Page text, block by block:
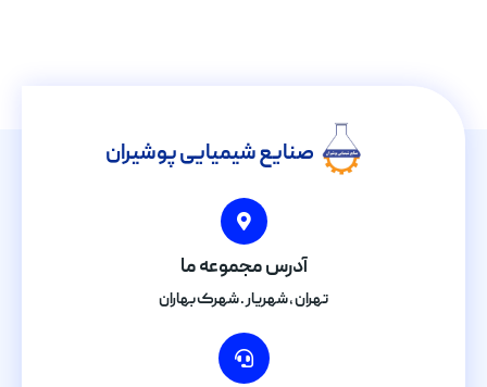
صنایع شیمیایی پوشیران
آدرس مجموعه ما
تهران , شهریار . شهرک بهاران